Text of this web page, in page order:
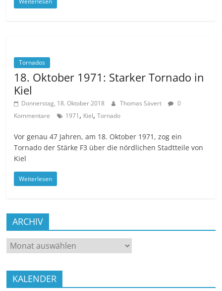
Tornados
18. Oktober 1971: Starker Tornado in
Kiel
Donnerstag, 18. Oktober 2018 Thomas Sävert
0
Kommentare
1971, Kiel,Tornado
Vor genau 47 Jahren, am 18. Oktober 1971, zog ein
Tornado der Stärke F3 über die nördlichen Stadtteile von
Kiel
Weiterlesen
ARCHIV
ARCHIV
KALENDER